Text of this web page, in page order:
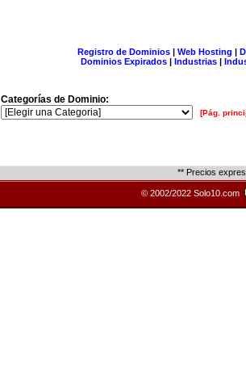
Registro de Dominios| Web Hosting |
Dominios Expirados | Industrias |
Categorías de Dominio:
[Pág.
** Precios
© 2002/2022 Solo10.com